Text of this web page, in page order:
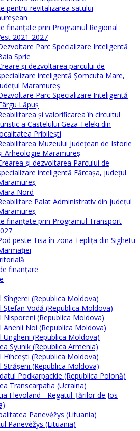
pentru revitalizarea satului
finanțate prin Programul Regional
2021-2027
Parc Specializare Inteligentă
Sprie
și dezvoltarea parcului de
inteligentă Șomcuta Mare,
Maramureș
Parc Specializare Inteligentă
Lăpuș
și valorificarea în circuitul
a Castelului Geza Teleki din
Pribilești
Muzeului Județean de Istorie
Arheologie Maramureș
și dezvoltarea Parcului de
inteligentă Fărcașa, județul
Nord
Palat Administrativ din județul
finanțate prin Programul Transport
peste Tisa în zona Teplița din Sighetu
finanţare
Sîngerei (Republica Moldova)
Ștefan Vodă (Republica Moldova)
Nisporeni (Republica Moldova)
Anenii Noi (Republica Moldova)
Ungheni (Republica Moldova)
Syunik (Republica Armenia)
Hîncești (Republica Moldova)
Străşeni (Republica Moldova)
Podkarpackie (Republica Polonă)
Transcarpatia (Ucraina)
Flevoland - Regatul Ţărilor de Jos
Panevėžys (Lituania)
Panevėžys (Lituania)